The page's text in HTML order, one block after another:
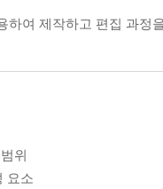
하여 제작하고 편집 과정
위
요소